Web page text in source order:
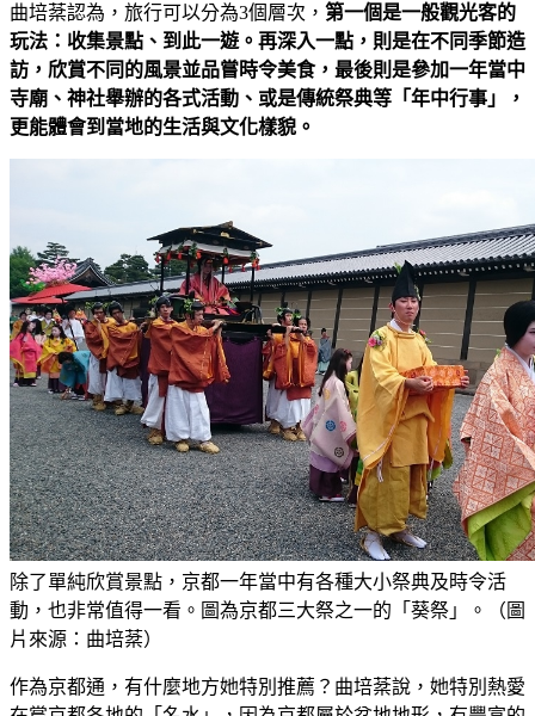
曲培棻認為，旅行可以分為3個層次， 第一個是一般觀光客的
玩法：收集景點、到此一遊。再深入一點，則是在不同季節造
訪，欣賞不同的風景並品嘗時令美食，最後則是參加一年當中
寺廟、神社舉辦的各式活動、或是傳統祭典等「年中行事」，
更能體會到當地的生活與文化樣貌。
除了單純欣賞景點，京都一年當中有各種大小祭典及時令活
動，也非常值得一看。圖為京都三大祭之一的「葵祭」。（圖
片來源：曲培棻）
作為京都通，有什麼地方她特別推薦？曲培棻說，她特別熱愛